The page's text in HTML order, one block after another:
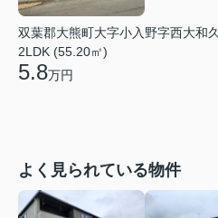
双葉郡大熊町大字小入野字西大和久
2LDK (55.20㎡)
5.8万円
よく見られている物件